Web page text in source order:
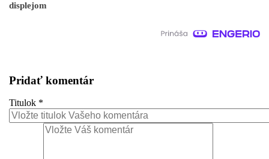
displejom
Pridať komentár
Titulok *